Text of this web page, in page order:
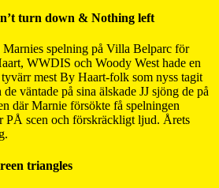
turn down & Nothing left
Marnies spelning på Villa Belparc för
WWDIS och Woody West hade en
mest By Haart-folk som nyss tagit
väntade på sina älskade JJ sjöng de på
där Marnie försökte få spelningen
PÅ scen och förskräckligt ljud. Årets
triangles